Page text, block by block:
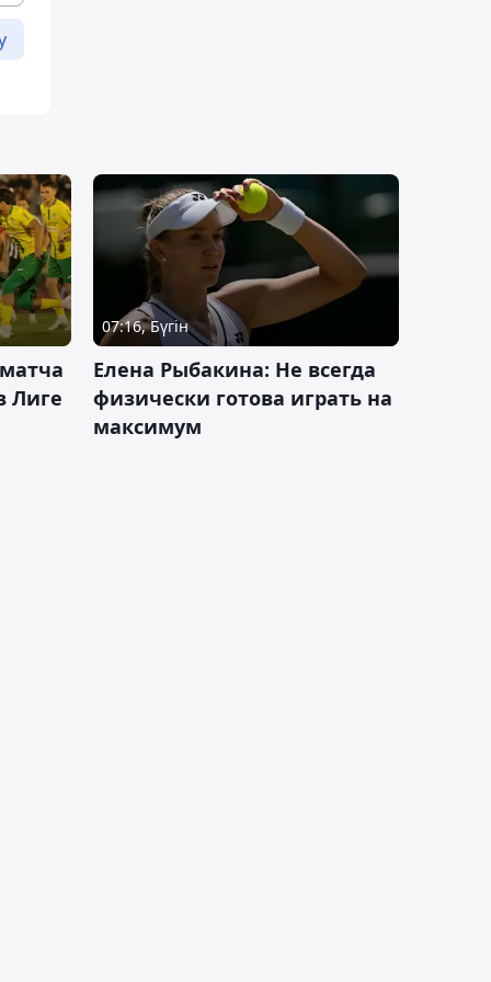
Лиге
07:16, Бүгін
Елена Рыбакина: Не всегда
физически готова играть на
максимум